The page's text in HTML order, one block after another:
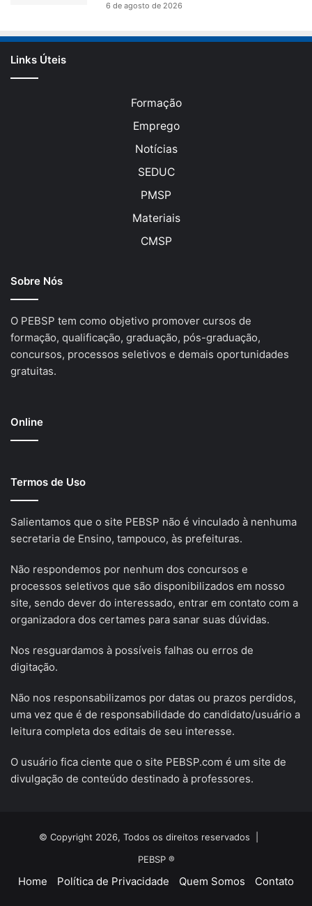
6 de agosto de 2026
Links Úteis
Formação
Emprego
Notícias
SEDUC
PMSP
Materiais
CMSP
Sobre Nós
O PEBSP tem como objetivo promover cursos de
formação, qualificação, graduação, pós-graduação,
concursos, processos seletivos e demais oportunidades
gratuitas.
Online
Termos de Uso
Salientamos que o site PEBSP não é vinculado à nenhuma
secretaria de Ensino, tampouco, às prefeituras.
Não respondemos por nenhum dos concursos e
processos seletivos que são disponibilizados em nosso
site, sendo dever do interessado, entrar em contato com a
organizadora dos certames para sanar suas dúvidas.
Nos resguardamos à possíveis falhas ou erros de
digitação.
Não nos responsabilizamos por datas ou prazos perdidos,
uma vez que é de responsabilidade do candidato/usuário a
leitura completa dos editais de seu interesse.
O usuário fica ciente que o site PEBSP.com é um site de
divulgação de conteúdo destinado à professores.
© Copyright 2026, Todos os direitos reservados |
PEBSP ®
Home Política de Privacidade Quem Somos Contato